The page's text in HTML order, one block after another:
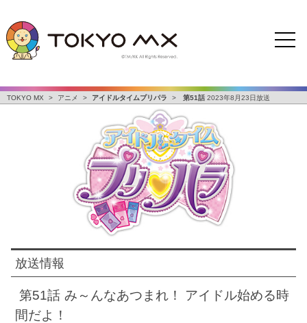
TOKYO MX > アニメ > アイドルタイムプリパラ > 第51話 2023年8月23日放送
放送情報
第51話 み～んなあつまれ！ アイドル始める時
間だよ！